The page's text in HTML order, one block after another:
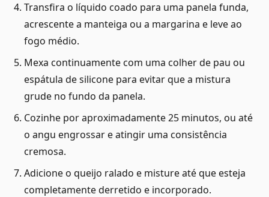
Transfira o líquido coado para uma panela funda,
acrescente a manteiga ou a margarina e leve ao
fogo médio.
Mexa continuamente com uma colher de pau ou
espátula de silicone para evitar que a mistura
grude no fundo da panela.
Cozinhe por aproximadamente 25 minutos, ou até
o angu engrossar e atingir uma consistência
cremosa.
Adicione o queijo ralado e misture até que esteja
completamente derretido e incorporado.